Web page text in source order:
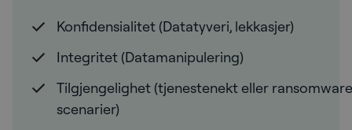
Konfidensialitet (Datatyveri, lekkasjer)
Integritet (Datamanipulering)
Tilgjengelighet (tjenestenekt eller
scenarier)